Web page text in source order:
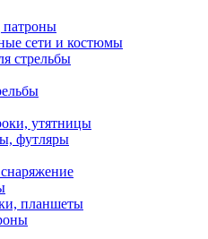
патроны
сети и костюмы
стрельбы
утятницы
футляры
планшеты